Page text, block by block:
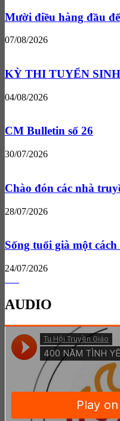
Mười điều hàng đầu
07/08/2026
KỲ THI TUYỂN
04/08/2026
CM Bulletin số 26
30/07/2026
Chào đón các nhà
28/07/2026
Sống tuổi già một
24/07/2026
AUDIO